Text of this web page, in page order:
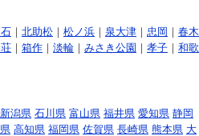
｜ 北助松 ｜ 松ノ浜 ｜ 泉大津 ｜ 忠岡 ｜ 春木
｜ 箱作 ｜ 淡輪 ｜ みさき公園 ｜ 孝子 ｜ 和歌
新潟県 石川県 富山県 福井県 愛知県 静岡
高知県 福岡県 佐賀県 長崎県 熊本県 大